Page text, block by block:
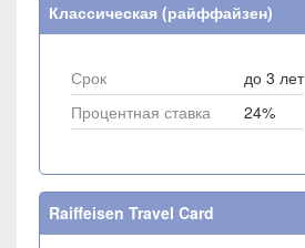
Классическая (райффайзен)
Срок
до 3 лет
Процентная ставка
24%
Raiffeisen Travel Card